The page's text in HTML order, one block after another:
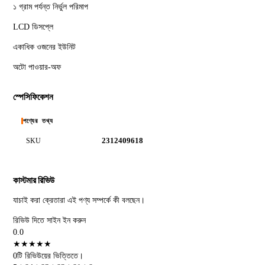
১ গ্রাম পর্যন্ত নির্ভুল পরিমাপ
LCD ডিসপ্লে
একাধিক ওজনের ইউনিট
অটো পাওয়ার-অফ
স্পেসিফিকেশন
পণ্যের তথ্য
SKU 2312409618
কাস্টমার রিভিউ
যাচাই করা ক্রেতারা এই পণ্য সম্পর্কে কী বলছেন।
রিভিউ দিতে সাইন ইন করুন
0.0
★★★★★
0টি রিভিউয়ের ভিত্তিতে।